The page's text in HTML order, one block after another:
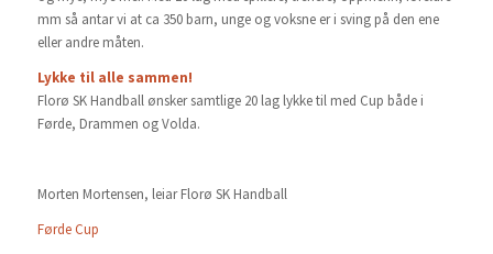
mm så antar vi at ca 350 barn, unge og voksne er i sving på den ene
eller andre måten.
Lykke til alle sammen!
Florø SK Handball ønsker samtlige 20 lag lykke til med Cup både i
Førde, Drammen og Volda.
Morten Mortensen, leiar Florø SK Handball
Førde Cup